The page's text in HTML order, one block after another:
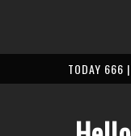
TODAY 666